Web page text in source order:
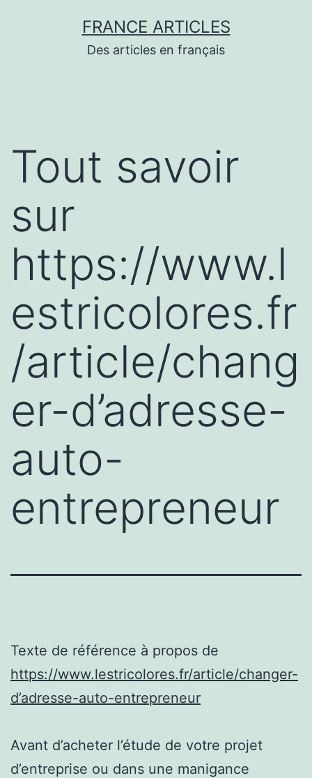
FRANCE ARTICLES
Des articles en français
Tout savoir
sur
https://www.l
estricolores.fr
/article/chang
er-d’adresse-
auto-
entrepreneur
Texte de référence à propos de
https://www.lestricolores.fr/article/changer-
d’adresse-auto-entrepreneur
Avant d’acheter l’étude de votre projet
d’entreprise ou dans une manigance